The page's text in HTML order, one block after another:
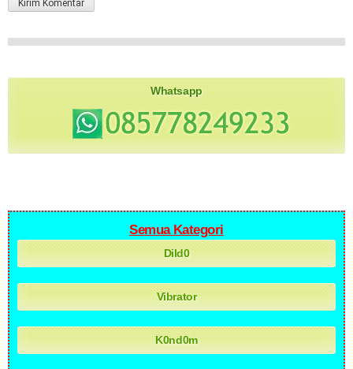
Whatsapp
Semua Kategori
Dild0
Vibrator
K0nd0m